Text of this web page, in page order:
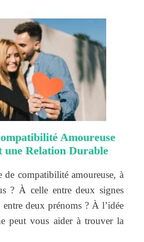
Amoureuse
une Relation Durable
compatibilité amoureuse, à
? À celle entre deux signes
deux prénoms ? À l’idée
peut vous aider à trouver la